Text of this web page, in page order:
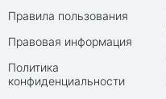
Правила пользования
Правовая информация
Политика
конфиденциальности